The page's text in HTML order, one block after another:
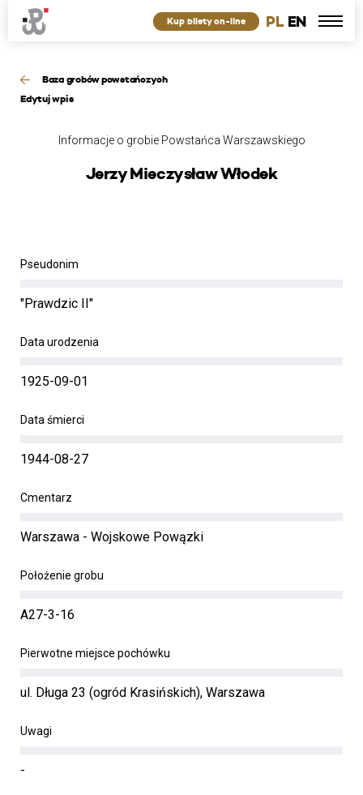
PL EN
Kup bilety on-line
Baza grobów powstańczych
Edytuj wpis
Informacje o grobie Powstańca Warszawskiego
Jerzy Mieczysław Włodek
Pseudonim
"Prawdzic II"
Data urodzenia
1925-09-01
Data śmierci
1944-08-27
Cmentarz
Warszawa - Wojskowe Powązki
Położenie grobu
A27-3-16
Pierwotne miejsce pochówku
ul. Długa 23 (ogród Krasińskich), Warszawa
Uwagi
-